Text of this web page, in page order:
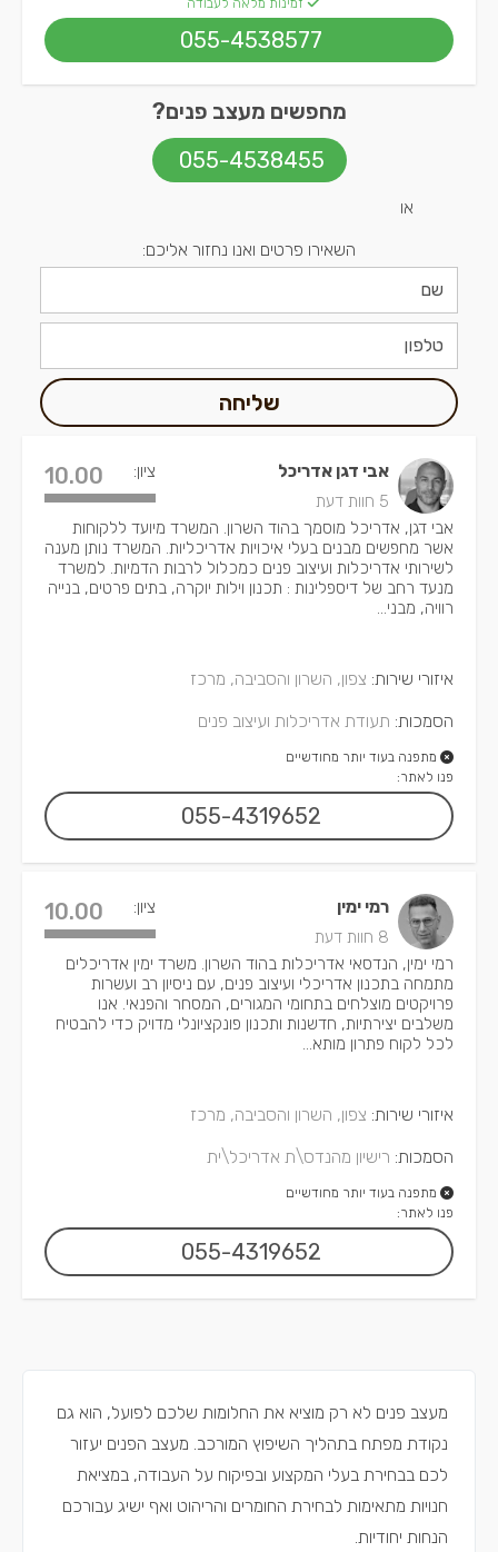
זמינות מלאה לעבודה
055-4538577
מחפשים מעצב פנים?
055-4538455
או
השאירו פרטים ואנו נחזור אליכם:
שליחה
אבי דגן אדריכל
5 חוות דעת
ציון: 10.00
אבי דגן, אדריכל מוסמך בהוד השרון. המשרד מיועד ללקוחות
אשר מחפשים מבנים בעלי איכויות אדריכליות. המשרד נותן מענה
לשירותי אדריכלות ועיצוב פנים כמכלול לרבות הדמיות. למשרד
מנעד רחב של דיספלינות : תכנון וילות יוקרה, בתים פרטים, בנייה
רוויה, מבני...
איזורי שירות: צפון, השרון והסביבה, מרכז
הסמכות: תעודת אדריכלות ועיצוב פנים
מתפנה בעוד יותר מחודשיים
פנו לאתר:
055-4319652
רמי ימין
8 חוות דעת
ציון: 10.00
רמי ימין, הנדסאי אדריכלות בהוד השרון. משרד ימין אדריכלים
מתמחה בתכנון אדריכלי ועיצוב פנים, עם ניסיון רב ועשרות
פרויקטים מוצלחים בתחומי המגורים, המסחר והפנאי. אנו
משלבים יצירתיות, חדשנות ותכנון פונקציונלי מדויק כדי להבטיח
לכל לקוח פתרון מותא...
איזורי שירות: צפון, השרון והסביבה, מרכז
הסמכות: רישיון מהנדס\ת אדריכל\ית
מתפנה בעוד יותר מחודשיים
פנו לאתר:
055-4319652
מעצב פנים לא רק מוציא את החלומות שלכם לפועל, הוא גם
נקודת מפתח בתהליך השיפוץ המורכב. מעצב הפנים יעזור
לכם בבחירת בעלי המקצוע ובפיקוח על העבודה, במציאת
חנויות מתאימות לבחירת החומרים והריהוט ואף ישיג עבורכם
הנחות יחודיות.